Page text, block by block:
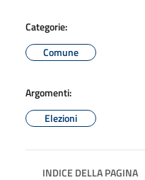
Categorie:
Comune
Argomenti:
Elezioni
INDICE DELLA PAGINA